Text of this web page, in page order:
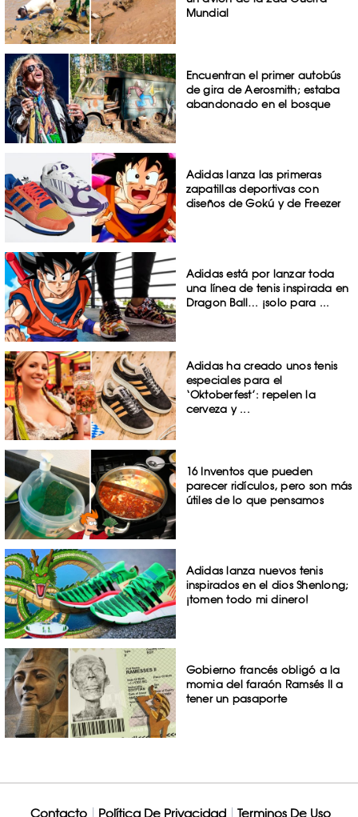
Mundial
Encuentran el primer autobús
de gira de Aerosmith; estaba
abandonado en el bosque
Adidas lanza las primeras
zapatillas deportivas con
diseños de Gokú y de Freezer
Adidas está por lanzar toda
una línea de tenis inspirada en
Dragon Ball… ¡solo para ...
Adidas ha creado unos tenis
especiales para el
‘Oktoberfest’: repelen la
cerveza y ...
16 Inventos que pueden
parecer ridículos, pero son más
útiles de lo que pensamos
Adidas lanza nuevos tenis
inspirados en el dios Shenlong;
¡tomen todo mi dinero!
Gobierno francés obligó a la
momia del faraón Ramsés II a
tener un pasaporte
Contacto Política De Privacidad Terminos De Uso